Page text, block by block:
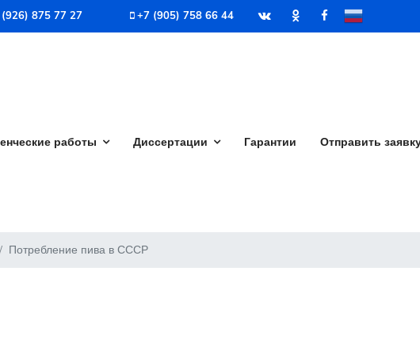
875 77 27 +7 (905) 758 66 44
работы Диссертации Гарантии Отправить
Потребление пива в СССР